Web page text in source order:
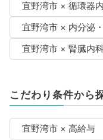
宜野湾市 × 循環器
宜野湾市 × 内分泌
宜野湾市 × 腎臓内
こだわり条件から
宜野湾市 × 高給与